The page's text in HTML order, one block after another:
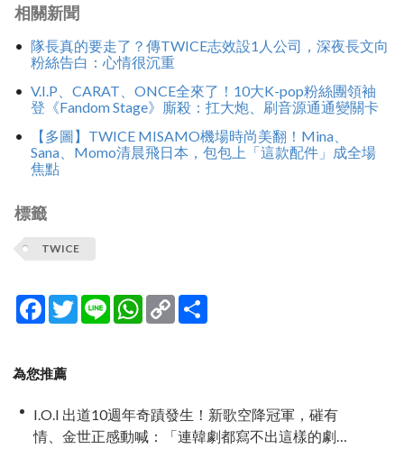
相關新聞
隊長真的要走了？傳TWICE志效設1人公司，深夜長文向
粉絲告白：心情很沉重
V.I.P、CARAT、ONCE全來了！10大K-pop粉絲團領袖
登《Fandom Stage》廝殺：扛大炮、刷音源通通變關卡
【多圖】TWICE MISAMO機場時尚美翻！Mina、
Sana、Momo清晨飛日本，包包上「這款配件」成全場
焦點
標籤
TWICE
Facebook
TwitterLine WhatsApp
Copy
Link
為您推薦
I.O.I 出道10週年奇蹟發生！新歌空降冠軍，磪有
情、金世正感動喊：「連韓劇都寫不出這樣的劇